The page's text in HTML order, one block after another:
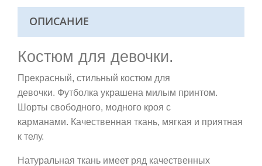
ОПИСАНИЕ
Костюм для девочки.
Прекрасный, стильный костюм для
девочки. Футболка украшена милым принтом.
Шорты свободного, модного кроя с
карманами. Качественная ткань, мягкая и приятная
к телу.
Натуральная ткань имеет ряд качественных